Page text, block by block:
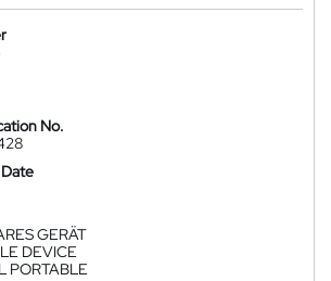
No.
GERÄT
DEVICE
PORTABLE